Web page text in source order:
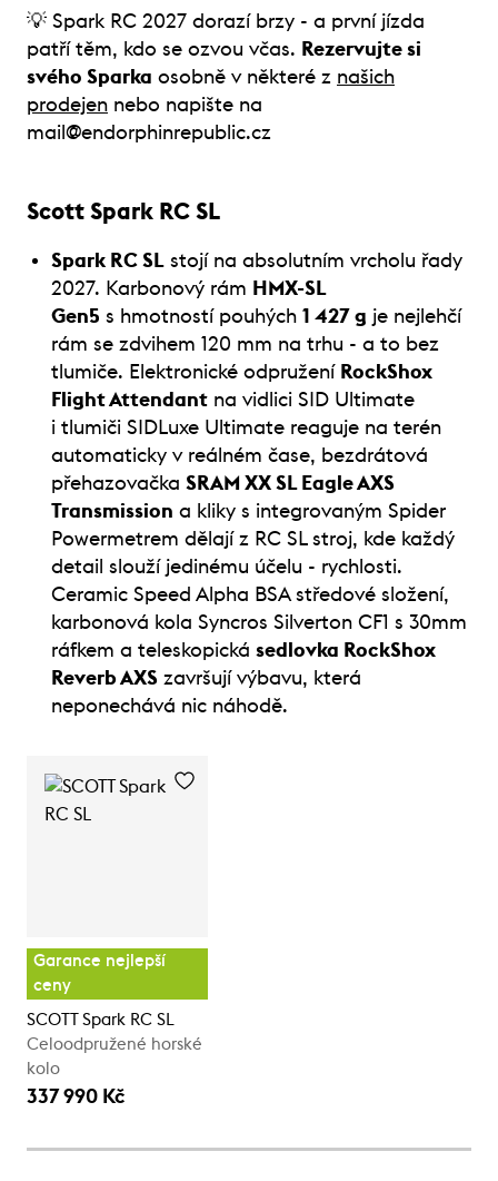
💡 Spark RC 2027 dorazí brzy - a první jízda
patří těm, kdo se ozvou včas. Rezervujte si
svého Sparka osobně v některé z našich
prodejen nebo napište na
mail@endorphinrepublic.cz
Scott Spark RC SL
Spark RC SLstojí na absolutním vrcholu řady
2027. Karbonový rám HMX-SL
Gen5 s hmotností pouhých 1 427 g je nejlehčí
rám se zdvihem 120 mm na trhu - a to bez
tlumiče. Elektronické odpružení RockShox
Flight Attendantna vidlici SID Ultimate
i tlumiči SIDLuxe Ultimate reaguje na terén
automaticky v reálném čase, bezdrátová
přehazovačka SRAM XX SL Eagle AXS
Transmission a kliky s integrovaným Spider
Powermetrem dělají z RC SL stroj, kde každý
detail slouží jedinému účelu - rychlosti.
Ceramic Speed Alpha BSA středové složení,
karbonová kola Syncros Silverton CF1 s 30mm
ráfkem a teleskopická sedlovka RockShox
Reverb AXSzavršují výbavu, která
neponechává nic náhodě.
Garance nejlepší
ceny
SCOTT Spark RC SL
Celoodpružené horské
kolo
337 990 Kč